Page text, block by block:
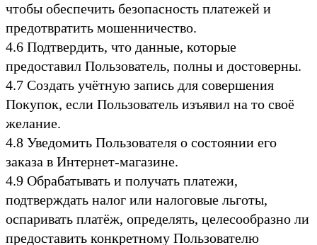
чтобы обеспечить безопасность платежей и
предотвратить мошенничество.
4.6 Подтвердить, что данные, которые
предоставил Пользователь, полны и достоверны.
4.7 Создать учётную запись для совершения
Покупок, если Пользователь изъявил на то своё
желание.
4.8 Уведомить Пользователя о состоянии его
заказа в Интернет-магазине.
4.9 Обрабатывать и получать платежи,
подтверждать налог или налоговые льготы,
оспаривать платёж, определять, целесообразно ли
предоставить конкретному Пользователю